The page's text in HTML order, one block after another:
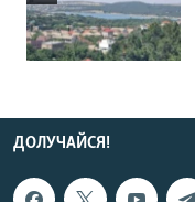
ДОЛУЧАЙСЯ!